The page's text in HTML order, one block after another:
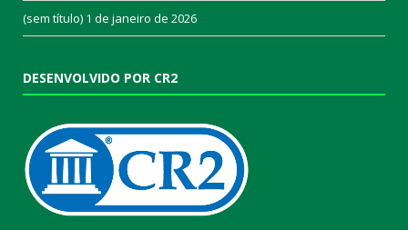
(sem título) 1 de janeiro de 2026
DESENVOLVIDO POR CR2